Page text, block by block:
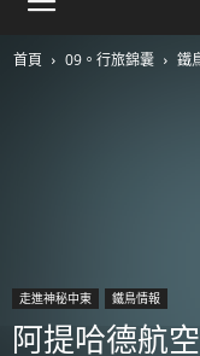
首頁 09。行旅錦囊 鐵
走進神秘中東 鐵鳥情報
阿提哈德航